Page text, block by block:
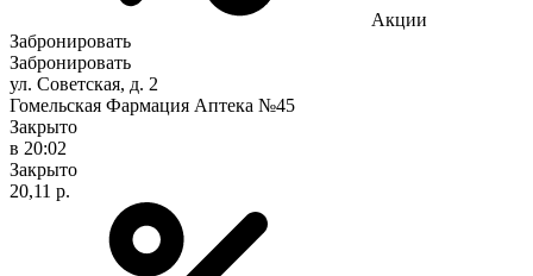
Акции
Забронировать
Забронировать
ул. Советская, д. 2
Гомельская Фармация Аптека №45
Закрыто
в 20:02
Закрыто
20,11 р.